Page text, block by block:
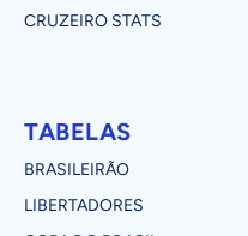
CRUZEIRO STATS
TABELAS
BRASILEIRÃO
LIBERTADORES